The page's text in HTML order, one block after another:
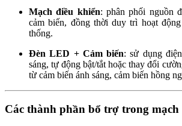
Mạch điều khiển: phân phối nguồn
cảm biến, đồng thời duy trì hoạt
thống.
Đèn LED + Cảm biến: sử dụng
sáng, tự động bật/tắt hoặc thay đổi
từ cảm biến ánh sáng, cảm biến hồng
Các thành phần bổ trợ trong mạch